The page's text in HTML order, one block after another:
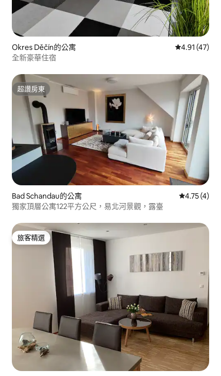
Okres Děčín的公寓 從 47 則評價
4.91 (47)
全新豪華住宿
超讚房東
超讚房東
Bad Schandau的公寓 從 4 則評價
4.75 (4)
獨家頂層公寓122平方公尺，易北河景觀，露臺
旅客精選
旅客精選